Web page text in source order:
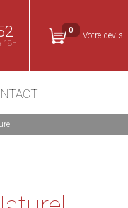
18h
0 Votre devis